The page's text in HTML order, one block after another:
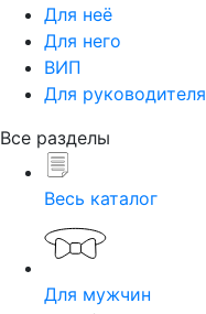
Для неё
Для него
ВИП
Для руководителя
Все разделы
Весь каталог
Для мужчин